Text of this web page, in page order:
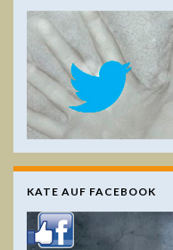
KATE AUF FACEBOOK